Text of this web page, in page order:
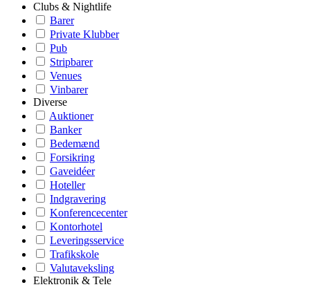
Clubs & Nightlife
Barer
Private Klubber
Pub
Stripbarer
Venues
Vinbarer
Diverse
Auktioner
Banker
Bedemænd
Forsikring
Gaveidéer
Hoteller
Indgravering
Konferencecenter
Kontorhotel
Leveringsservice
Trafikskole
Valutaveksling
Elektronik & Tele